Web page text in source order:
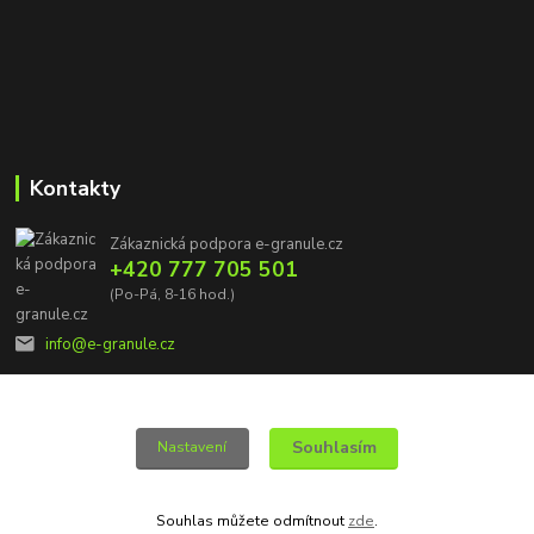
Kontakty
Zákaznická podpora e-granule.cz
+420 777 705 501
(Po-Pá, 8-16 hod.)
info@e-granule.cz
© 2022 e-granule.cz *** Všechna práva vyhrazena
Nastavení Souhlasím
Souhlas můžete odmítnout zde.